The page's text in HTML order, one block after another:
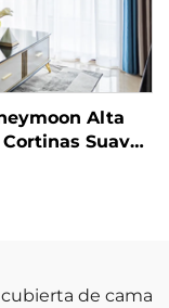
Alta
Suaves
de cama